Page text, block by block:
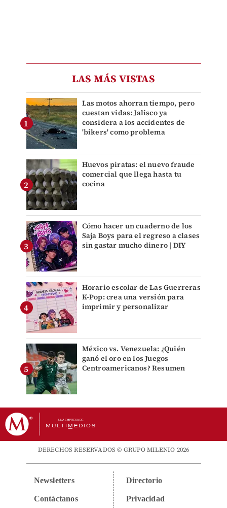
LAS MÁS VISTAS
Las motos ahorran tiempo, pero
cuestan vidas: Jalisco ya
considera a los accidentes de
'bikers' como problema
Huevos piratas: el nuevo fraude
comercial que llega hasta tu
cocina
Cómo hacer un cuaderno de los
Saja Boys para el regreso a clases
sin gastar mucho dinero | DIY
Horario escolar de Las Guerreras
K-Pop: crea una versión para
imprimir y personalizar
México vs. Venezuela: ¿Quién
ganó el oro en los Juegos
Centroamericanos? Resumen
DERECHOS RESERVADOS © GRUPO MILENIO 2026
Newsletters
Contáctanos
Directorio
Privacidad